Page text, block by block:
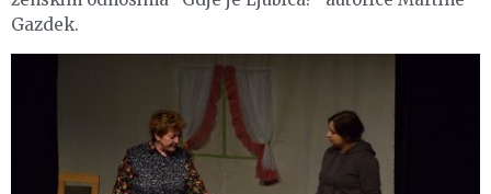
Gazdek.